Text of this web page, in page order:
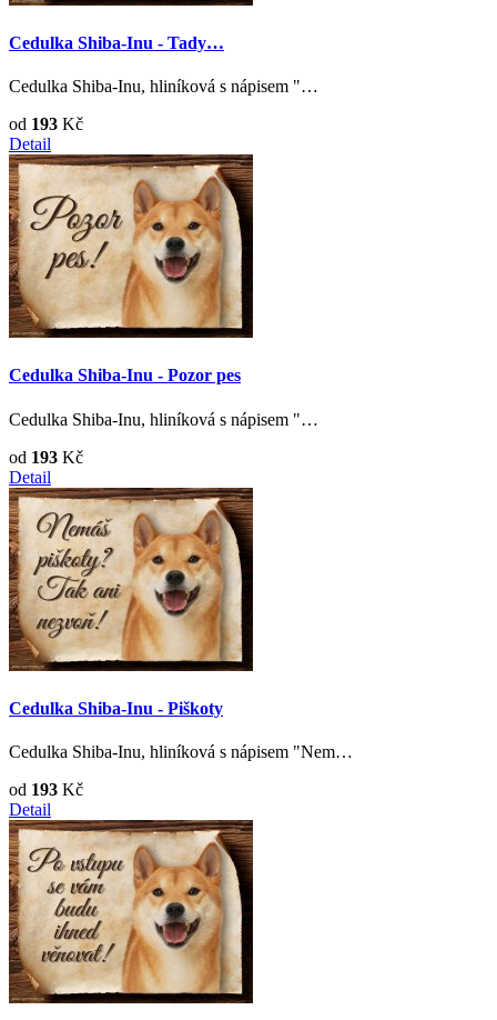
Cedulka Shiba-Inu - Tady…
Cedulka Shiba-Inu, hliníková s nápisem "…
od 193 Kč
Detail
Cedulka Shiba-Inu - Pozor pes
Cedulka Shiba-Inu, hliníková s nápisem "…
od 193 Kč
Detail
Cedulka Shiba-Inu - Piškoty
Cedulka Shiba-Inu, hliníková s nápisem "Nem…
od 193 Kč
Detail